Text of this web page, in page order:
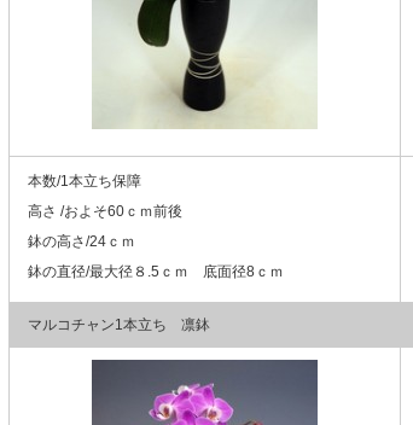
本数/1本立ち保障
高さ /およそ60ｃｍ前後
鉢の高さ/24ｃｍ
鉢の直径/最大径８.5ｃｍ 底面径8ｃｍ
マルコチャン1本立ち 凛鉢